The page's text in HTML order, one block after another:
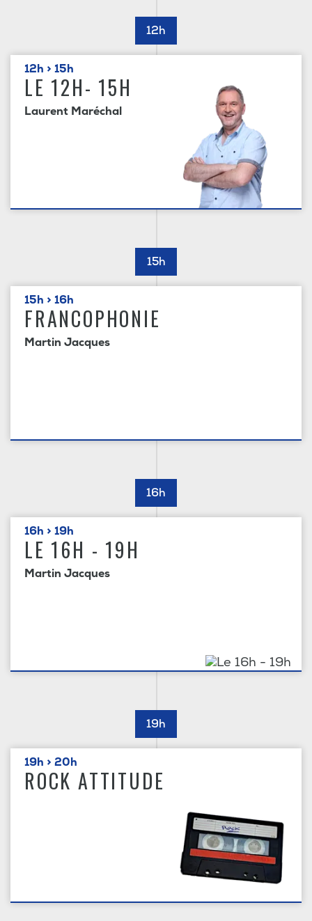
12h
12h > 15h
LE 12H- 15H
Laurent Maréchal
15h
15h > 16h
FRANCOPHONIE
Martin Jacques
16h
16h > 19h
LE 16H - 19H
Martin Jacques
19h
19h > 20h
ROCK ATTITUDE